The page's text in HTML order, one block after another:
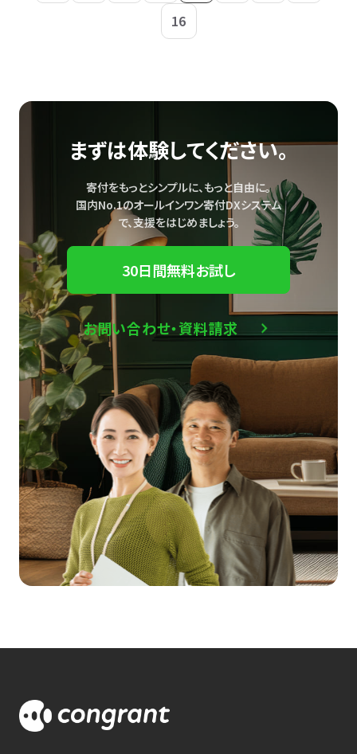
16
まずは体験してください。
寄付をもっとシンプルに、もっと自由に。
国内No.1のオールインワン寄付DXシステム
で、支援をはじめましょう。
30日間無料お試し
お問い合わせ・資料請求